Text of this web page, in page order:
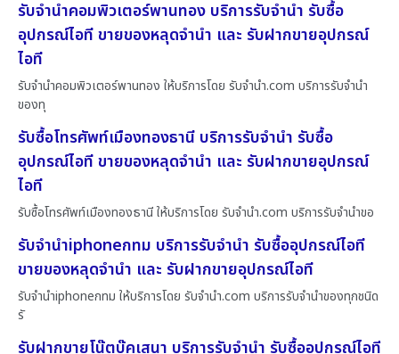
รับจำนำคอมพิวเตอร์พานทอง บริการรับจำนำ รับซื้อ
อุปกรณ์ไอที ขายของหลุดจำนำ และ รับฝากขายอุปกรณ์
ไอที
รับจำนำคอมพิวเตอร์พานทอง ให้บริการโดย รับจํานํา.com บริการรับจำนำ
ของทุ
รับซื้อโทรศัพท์เมืองทองธานี บริการรับจำนำ รับซื้อ
อุปกรณ์ไอที ขายของหลุดจำนำ และ รับฝากขายอุปกรณ์
ไอที
รับซื้อโทรศัพท์เมืองทองธานี ให้บริการโดย รับจํานํา.com บริการรับจำนำขอ
รับจำนำiphoneกทม บริการรับจำนำ รับซื้ออุปกรณ์ไอที
ขายของหลุดจำนำ และ รับฝากขายอุปกรณ์ไอที
รับจำนำiphoneกทม ให้บริการโดย รับจํานํา.com บริการรับจำนำของทุกชนิด
รั
รับฝากขายโน๊ตบุ๊คเสนา บริการรับจำนำ รับซื้ออุปกรณ์ไอที